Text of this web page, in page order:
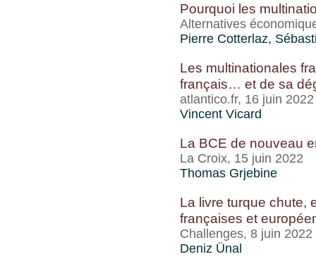
Pourquoi les
Alternatives
Pierre Cotterlaz,
Les multinationales
français… et de sa
atlantico.fr, 16 juin 2022
Vincent Vicard
La BCE de nouveau
La Croix, 15 juin 2022
Thomas Grjebine
La livre turque chute,
françaises et
Challenges, 8 juin 2022
Deniz Ünal